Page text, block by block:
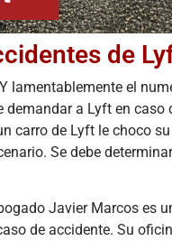
de
lamentablemente el
a Lyft en
carro de Lyft le choco
Se debe
Javier Marcos es
de accidente. Su